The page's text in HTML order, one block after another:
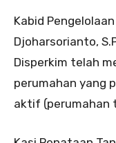
Kabid
Djoharsorianto,
Disperkim telah
perumahan yang
aktif (perumahan